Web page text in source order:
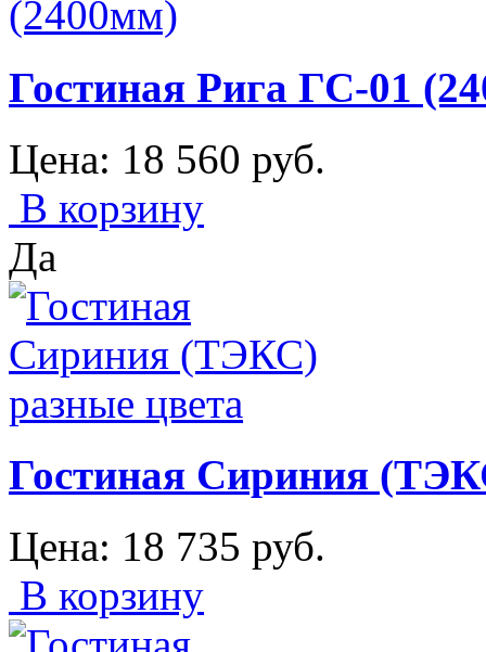
Гостиная Рига ГС-01
Цена: 18 560 руб.
В корзину
Да
Гостиная Сириния
Цена: 18 735 руб.
В корзину